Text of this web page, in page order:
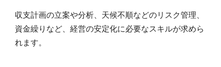
収支計画の立案や分析、天候不順などのリスク管理、
資金繰りなど、経営の安定化に必要なスキルが求めら
れます。